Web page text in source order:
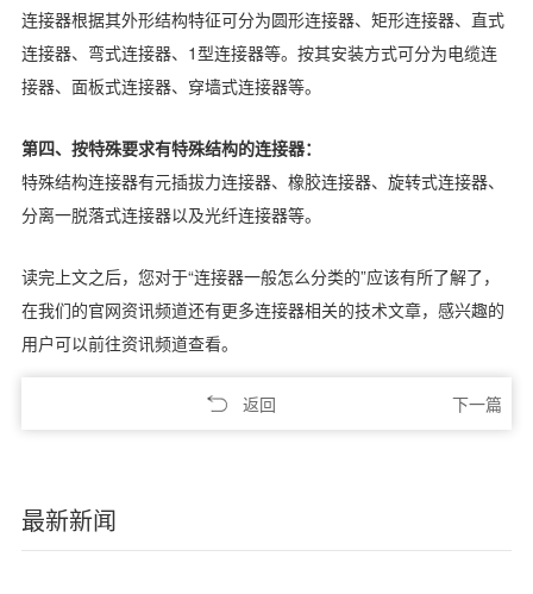
连接器根据其外形结构特征可分为圆形连接器、矩形连接器、直式
连接器、弯式连接器、1型连接器等。按其安装方式可分为电缆连
接器、面板式连接器、穿墙式连接器等。
第四、按特殊要求有特殊结构的连接器：
特殊结构连接器有元插拔力连接器、橡胶连接器、旋转式连接器、
分离一脱落式连接器以及光纤连接器等。
读完上文之后，您对于“连接器一般怎么分类的”应该有所了解了，
在我们的官网资讯频道还有更多连接器相关的技术文章，感兴趣的
用户可以前往资讯频道查看。
返回 下一篇
最新新闻